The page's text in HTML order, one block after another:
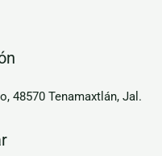
48570 Tenamaxtlán, Jal.